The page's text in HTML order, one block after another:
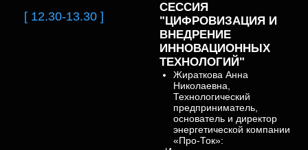
[ 12.30-13.30 ]
СЕССИЯ
"ЦИФРОВИЗАЦИЯ И
ВНЕДРЕНИЕ
ИННОВАЦИОННЫХ
ТЕХНОЛОГИЙ"
Жираткова Анна
Николаевна,
Технологический
предприниматель,
основатель и директор
энергетической компании
«Про-Ток»: